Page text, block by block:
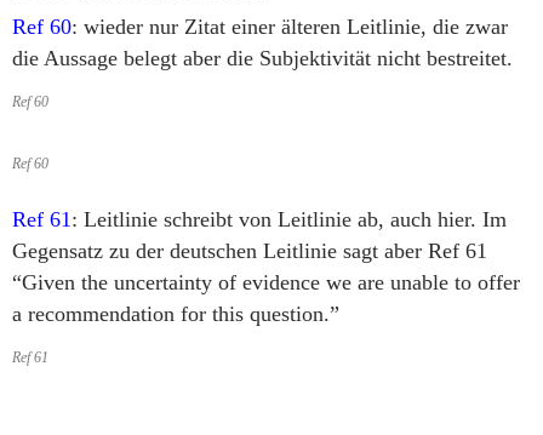
Ref 60: wieder nur Zitat einer älteren Leitlinie, die zwar
die Aussage belegt aber die Subjektivität nicht bestreitet.
Ref 60
Ref 60
Ref 61: Leitlinie schreibt von Leitlinie ab, auch hier. Im
Gegensatz zu der deutschen Leitlinie sagt aber Ref 61
“Given the uncertainty of evidence we are unable to offer
a recommendation for this question.”
Ref 61